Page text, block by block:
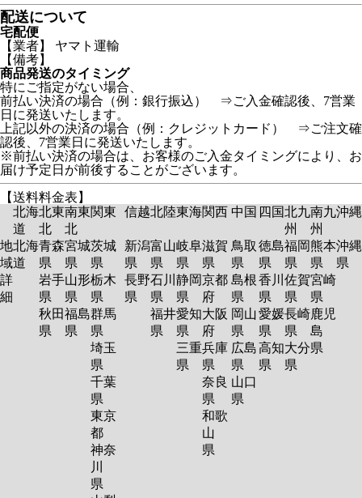
配送について
宅配便
【業者】 ヤマト運輸
【備考】
商品発送のタイミング
特にご指定がない場合、
前払い決済の場合（例：銀行振込） ⇒ご入金確認後、7営業
日に発送いたします。
上記以外の決済の場合（例：クレジットカード） ⇒ご注文確
認後、7営業日に発送いたします。
※前払い決済の場合は、お客様のご入金タイミングにより、お
届け予定日が前後することがございます。
【送料料金表】
北海
道
北東
北
南東
北
関東 信越北陸東海関西 中国 四国北九
州
南九
州
沖縄
地
域
詳
細
北海
道
青森
県
岩手
県
秋田
県
宮城
県
山形
県
福島
県
茨城
県
栃木
県
群馬
県
埼玉
県
千葉
県
東京
都
神奈
川
県
新潟
県
長野
県
富山
県
石川
県
福井
県
岐阜
県
静岡
県
愛知
県
三重
県
滋賀
県
京都
府
大阪
府
兵庫
県
奈良
県
和歌
山
県
鳥取
県
島根
県
岡山
県
広島
県
山口
県
徳島
県
香川
県
愛媛
県
高知
県
福岡
県
佐賀
県
長崎
県
大分
県
熊本
県
宮崎
県
鹿児
島
県
沖縄
県